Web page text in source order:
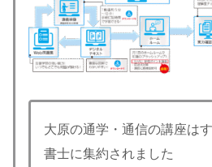
大原の通学・通信の講座は
書士に集約されました